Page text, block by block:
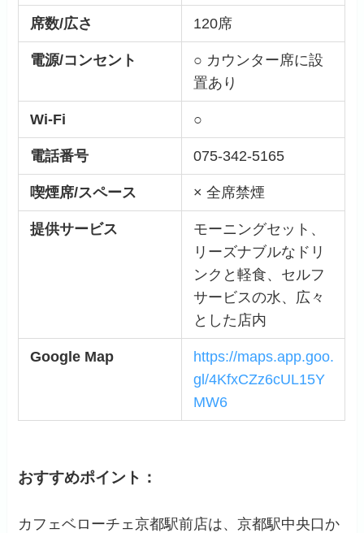
席数/広さ 120席
電源/コンセント
○ カウンター席に設
置あり
Wi-Fi ○
電話番号 075-342-5165
喫煙席/スペース × 全席禁煙
提供サービス
モーニングセット、
リーズナブルなドリ
ンクと軽食、セルフ
サービスの水、広々
とした店内
Google Map
https://maps.app.goo.
gl/4KfxCZz6cUL15Y
MW6
おすすめポイント：
カフェベローチェ京都駅前店は、京都駅中央口か